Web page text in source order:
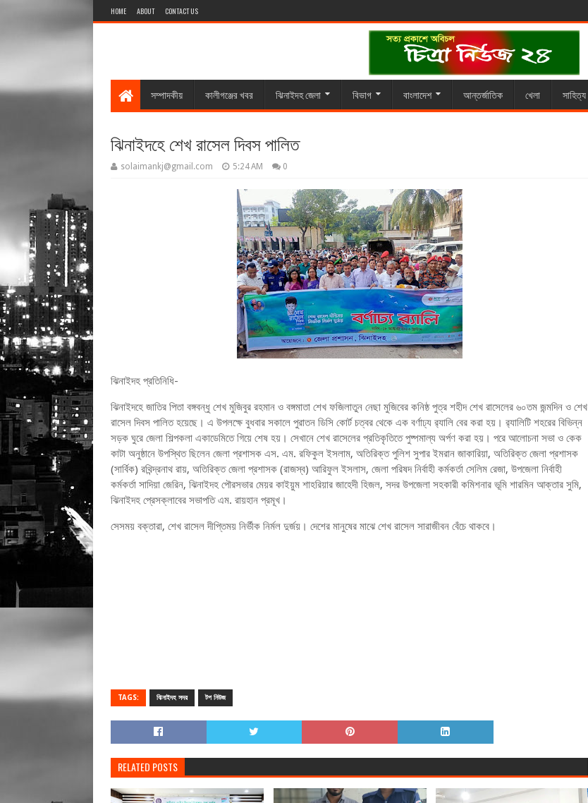
HOME ABOUT CONTACT US
সম্পাদকীয় কালীগঞ্জের খবর ঝিনাইদহ জেলা বিভাগ বাংলাদেশ আন্তর্জাতিক খেলা সাহিত্য
ঝিনাইদহে শেখ রাসেল দিবস পালিত
solaimankj@gmail.com 5:24 AM 0
ঝিনাইদহ প্রতিনিধি-
ঝিনাইদহে জাতির পিতা বঙ্গবন্ধু শেখ মুজিবুর রহমান ও বঙ্গমাতা শেখ ফজিলাতুন নেছা মুজিবের কনিষ্ঠ পুত্র শহীদ শেখ রাসেলের ৬০তম জন্মদিন ও শেখ
রাসেল দিবস পালিত হয়েছে। এ উপলক্ষে বুধবার সকালে পুরাতন ডিসি কোর্ট চত্বর থেকে এক বর্ণাঢ্য র‌্যালি বের করা হয়। র‌্যালিটি শহরের বিভিন্ন
সড়ক ঘুরে জেলা শিল্পকলা একাডেমিতে গিয়ে শেষ হয়। সেখানে শেখ রাসেলের প্রতিকৃতিতে পুষ্পমাল্য অর্পণ করা হয়। পরে আলোচনা সভা ও কেক
কাটা অনুষ্ঠানে উপস্থিত ছিলেন জেলা প্রশাসক এস. এম. রফিকুল ইসলাম, অতিরিক্ত পুলিশ সুপার ইমরান জাকারিয়া, অতিরিক্ত জেলা প্রশাসক
(সার্বিক) রথিন্দ্রনাথ রায়, অতিরিক্ত জেলা প্রশাসক (রাজস্ব) আরিফুল ইসলাস, জেলা পরিষদ নির্বাহী কর্মকর্তা সেলিম রেজা, উপজেলা নির্বাহী
কর্মকর্তা সাদিয়া জেরিন, ঝিনাইদহ পৌরসভার মেয়র কাইয়ুম শাহরিয়ার জাহেদী হিজল, সদর উপজেলা সহকারী কমিশনার ভূমি শারমিন আক্তার সুমি,
ঝিনাইদহ প্রেসক্লাবের সভাপতি এম. রায়হান প্রমূখ।
সেসময় বক্তারা, শেখ রাসেল দীপ্তিময় নির্ভীক নির্মল দুর্জয়। দেশের মানুষের মাঝে শেখ রাসেল সারাজীবন বেঁচে থাকবে।
TAGS: ঝিনাইদহ সদর টপ নিউজ
RELATED POSTS